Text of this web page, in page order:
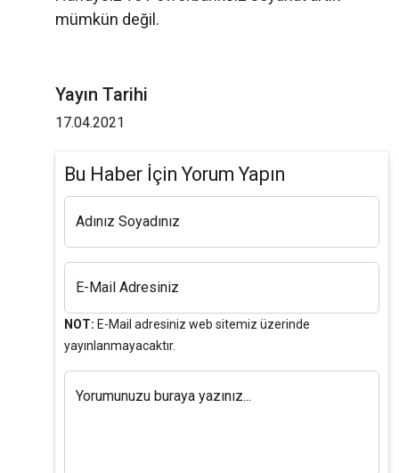
mümkün değil.
Yayın Tarihi
17.04.2021
Bu Haber İçin Yorum Yapın
Adınız Soyadınız
E-Mail Adresiniz
NOT: E-Mail adresiniz web sitemiz üzerinde
yayınlanmayacaktır.
Yorumunuzu buraya yazınız...